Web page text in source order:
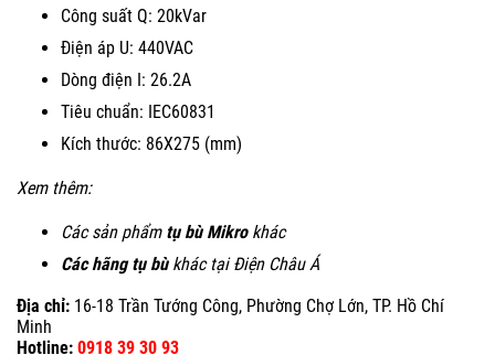
Công suất Q: 20kVar
Điện áp U: 440VAC
Dòng điện I: 26.2A
Tiêu chuẩn: IEC60831
Kích thước: 86X275 (mm)
Xem thêm:
Các sản phẩm tụ bù Mikrokhác
Các hãng tụ bùkhác tại Điện Châu Á
Địa chỉ: 16-18 Trần Tướng Công, Phường Chợ Lớn, TP. Hồ Chí
Minh
Hotline: 0918 39 30 93